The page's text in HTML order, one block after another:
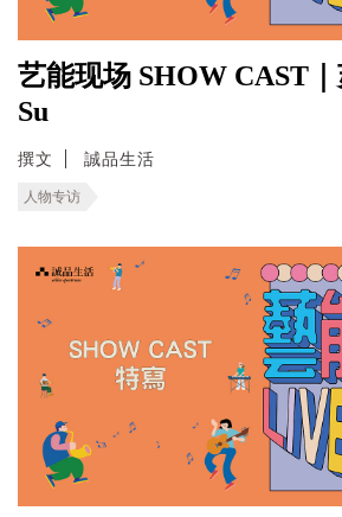
艺能现场 SHOW CAST
Su
撰文 誠品生活
人物专访